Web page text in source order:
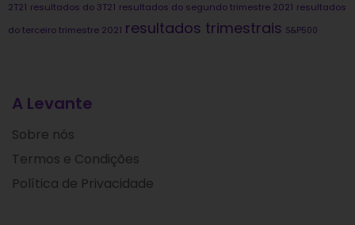
2T21 resultados do 3T21 resultados do segundo trimestre 2021 resultados
do terceiro trimestre 2021 resultados trimestrais S&P500
A Levante
Sobre nós
Termos e Condições
Política de Privacidade